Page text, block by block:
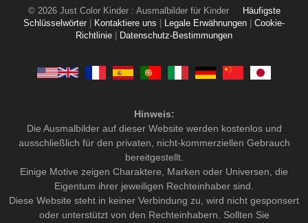
© 2026 Just Color Kinder : Ausmalbilder für Kinder
Häufigste
Schlüsselwörter
Kontaktiere uns Legale Erwähnungen
Cookie-
Richtlinie
Datenschutz-Bestimmungen
Hinweis:
Die Ausmalbilder auf dieser Website werden kostenlos und
ausschließlich für den privaten, nicht-kommerziellen Gebrauch
bereitgestellt.
Einige Motive zeigen Charaktere, Marken oder Universen, die
Eigentum ihrer jeweiligen Rechteinhaber sind.
Diese Website steht in keiner Verbindung zu, wird nicht gesponsert
oder unterstützt von den Rechteinhabern. Sollten Sie